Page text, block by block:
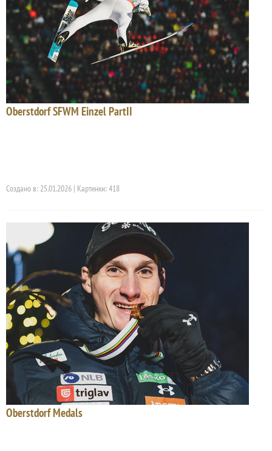
Oberstdorf SFWM Einzel PartII
Создано в: 25.01.2026 | Картинки: 418
Oberstdorf Medals